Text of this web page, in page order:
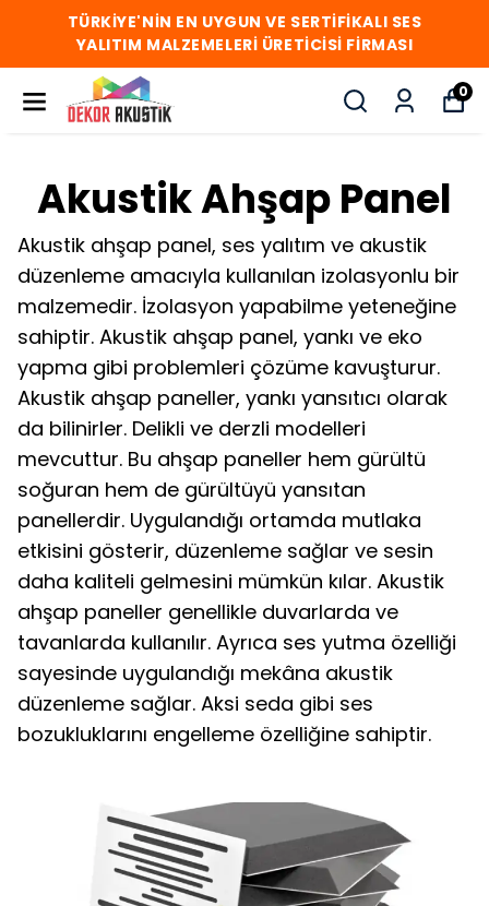
TÜRKİYE'NİN EN UYGUN VE SERTİFİKALI SES
YALITIM MALZEMELERİ ÜRETİCİSİ FİRMASI
0
Akustik Ahşap Panel
Akustik ahşap panel, ses yalıtım ve akustik
düzenleme amacıyla kullanılan izolasyonlu bir
malzemedir. İzolasyon yapabilme yeteneğine
sahiptir. Akustik ahşap panel, yankı ve eko
yapma gibi problemleri çözüme kavuşturur.
Akustik ahşap paneller, yankı yansıtıcı olarak
da bilinirler. Delikli ve derzli modelleri
mevcuttur. Bu ahşap paneller hem gürültü
soğuran hem de gürültüyü yansıtan
panellerdir. Uygulandığı ortamda mutlaka
etkisini gösterir, düzenleme sağlar ve sesin
daha kaliteli gelmesini mümkün kılar. Akustik
ahşap paneller genellikle duvarlarda ve
tavanlarda kullanılır. Ayrıca ses yutma özelliği
sayesinde uygulandığı mekâna akustik
düzenleme sağlar. Aksi seda gibi ses
bozukluklarını engelleme özelliğine sahiptir.